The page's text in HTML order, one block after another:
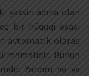
şəxsin adına olan
bir hüquqi əsası
avtomatik olaraq
Bunun
Yardım və ya